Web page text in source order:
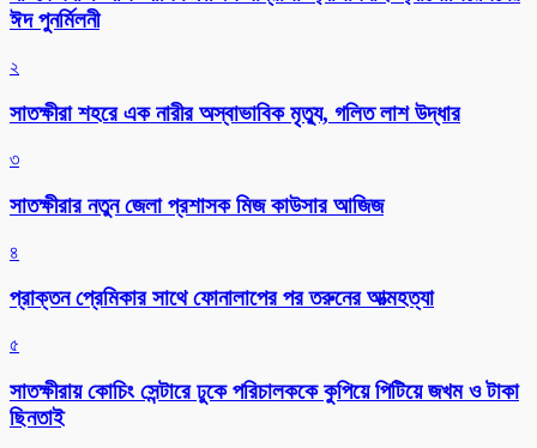
ঈদ পুনর্মিলনী
২
সাতক্ষীরা শহরে এক নারীর অস্বাভাবিক মৃত্যু, গলিত লাশ উদ্ধার
৩
সাতক্ষীরার নতুন জেলা প্রশাসক মিজ কাউসার আজিজ
৪
প্রাক্তন প্রেমিকার সাথে ফোনালাপের পর তরুনের আত্মহত্যা
৫
সাতক্ষীরায় কোচিং সেন্টারে ঢুকে পরিচালককে কুপিয়ে পিটিয়ে জখম ও টাকা
ছিনতাই